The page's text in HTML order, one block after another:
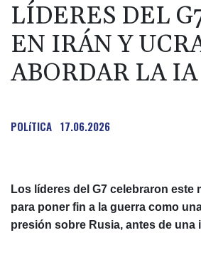
LÍDERES DEL
EN IRÁN Y
ABORDAR LA IA
POLíTICA 17.06.2026
Los líderes del G7 celebraron
para poner fin a la guerra como
presión sobre Rusia, antes de